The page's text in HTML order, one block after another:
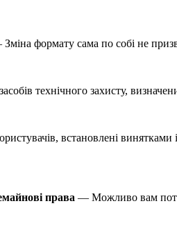
формату сама по собі не
технічного захисту,
встановлені винятками
права — Можливо вам